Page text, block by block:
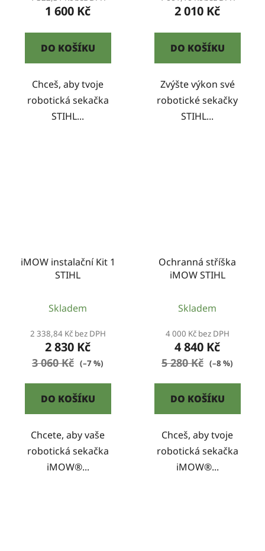
1 600 Kč
DO KOŠÍKU
Chceš, aby tvoje
robotická sekačka
STIHL...
2 010 Kč
DO KOŠÍKU
Zvýšte výkon své
robotické sekačky
STIHL...
iMOW instalační Kit 1
STIHL
Skladem
2 338,84 Kč bez DPH
2 830 Kč
3 060 Kč (–7 %)
DO KOŠÍKU
Chcete, aby vaše
robotická sekačka
iMOW®...
Ochranná stříška
iMOW STIHL
Skladem
4 000 Kč bez DPH
4 840 Kč
5 280 Kč (–8 %)
DO KOŠÍKU
Chceš, aby tvoje
robotická sekačka
iMOW®...